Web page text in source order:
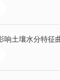
响土壤水分特征